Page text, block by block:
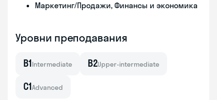
Маркетинг/Продажи, Финансы и экономика
Уровни преподавания
B1Intermediate B2Upper-intermediate
C1Advanced